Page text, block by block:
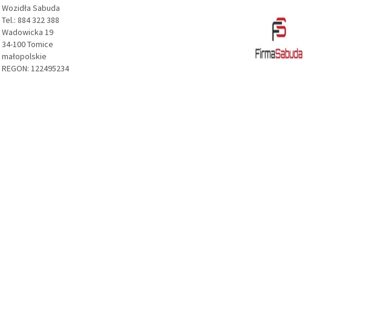
Wozidła Sabuda
Tel.: 884 322 388
Wadowicka 19
34-100Tomice
małopolskie
REGON: 122495234